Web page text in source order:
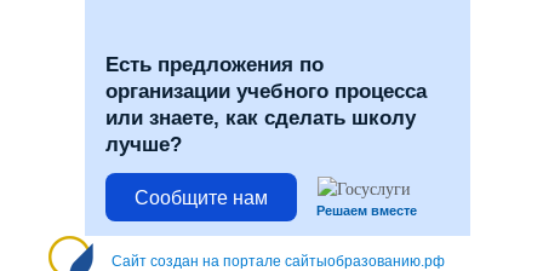
Есть предложения по
организации учебного процесса
или знаете, как сделать школу
лучше?
Сообщите нам
Решаем вместе
Сайт создан на портале сайтыобразованию.рф